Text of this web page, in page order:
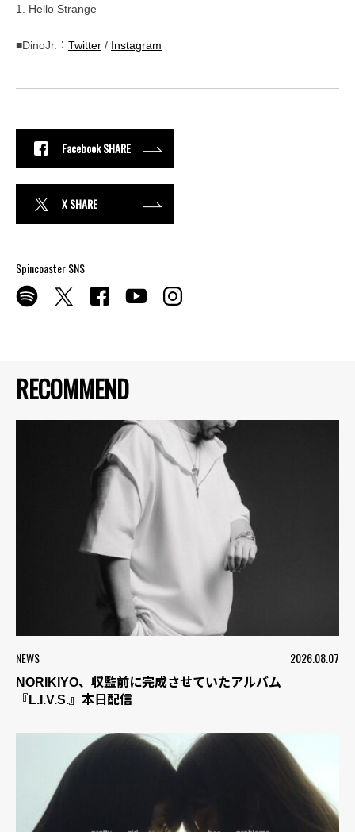
RECOMMEND
NEWS 2026.08.07
NORIKIYO、収監前に完成させていたアルバム
『L.I.V.S.』本日配信
1. Hello Strange
■DinoJr.： Twitter / Instagram
Facebook SHARE
X SHARE
Spincoaster SNS